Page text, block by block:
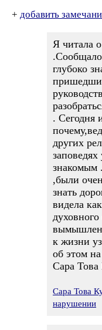
+ добавить
Я читала
глубоко
. Сегодня
других
знакомым
,были
знать
видела
к жизни
об этом
Сара
Сара Това
нарушении